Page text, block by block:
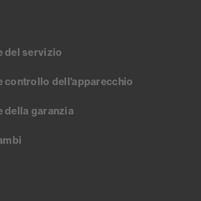
del servizio
controllo dell'apparecchio
della garanzia